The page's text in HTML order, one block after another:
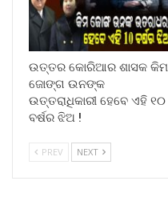
ଉତ୍ତର କୋରିଆର ଶାସକ କିମ
ଜୋଙ୍ଗ ଉନଙ୍କ
ଉତ୍ତରାଧିକାରୀ ହେବେ ଏହି ୧୦
ବର୍ଷର ଝିଅ !
PREV NEXT